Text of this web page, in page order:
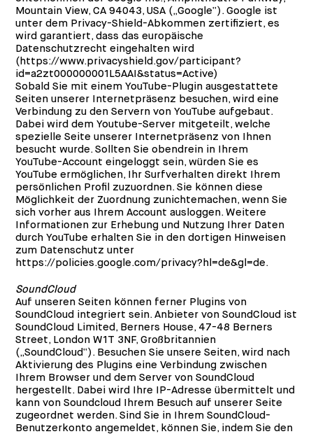
Mountain View, CA 94043, USA („Google“). Google ist
unter dem Privacy-Shield-Abkommen zertifiziert, es
wird garantiert, dass das europäische
Datenschutzrecht eingehalten wird
( https://www.privacyshield.gov/participant?
id=a2zt000000001L5AAI&status=Active)
Sobald Sie mit einem YouTube-Plugin ausgestattete
Seiten unserer Internetpräsenz besuchen, wird eine
Verbindung zu den Servern von YouTube aufgebaut.
Dabei wird dem Youtube-Server mitgeteilt, welche
spezielle Seite unserer Internetpräsenz von Ihnen
besucht wurde. Sollten Sie obendrein in Ihrem
YouTube-Account eingeloggt sein, würden Sie es
YouTube ermöglichen, Ihr Surfverhalten direkt Ihrem
persönlichen Profil zuzuordnen. Sie können diese
Möglichkeit der Zuordnung zunichtemachen, wenn Sie
sich vorher aus Ihrem Account ausloggen. Weitere
Informationen zur Erhebung und Nutzung Ihrer Daten
durch YouTube erhalten Sie in den dortigen Hinweisen
zum Datenschutz unter
https://policies.google.com/privacy?hl=de&gl=de.
SoundCloud
Auf unseren Seiten können ferner Plugins von
SoundCloud integriert sein. Anbieter von SoundCloud ist
SoundCloud Limited, Berners House, 47-48 Berners
Street, London W1T 3NF, Großbritannien
(„SoundCloud“). Besuchen Sie unsere Seiten, wird nach
Aktivierung des Plugins eine Verbindung zwischen
Ihrem Browser und dem Server von SoundCloud
hergestellt. Dabei wird Ihre IP-Adresse übermittelt und
kann von Soundcloud Ihrem Besuch auf unserer Seite
zugeordnet werden. Sind Sie in Ihrem SoundCloud-
Benutzerkonto angemeldet, können Sie, indem Sie den